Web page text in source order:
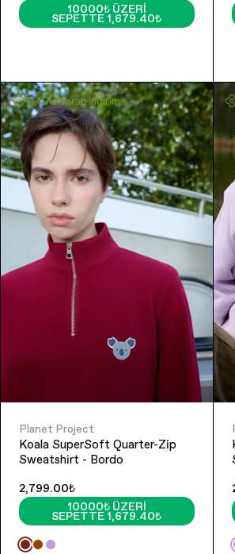
10000₺ ÜZERI
SEPETTE 1,679.40₺
%40'a Varan İndirim
Planet Project
Koala SuperSoft Quarter-Zip
Sweatshirt - Bordo
2,799.00₺
10000₺ ÜZERI
SEPETTE 1,679.40₺